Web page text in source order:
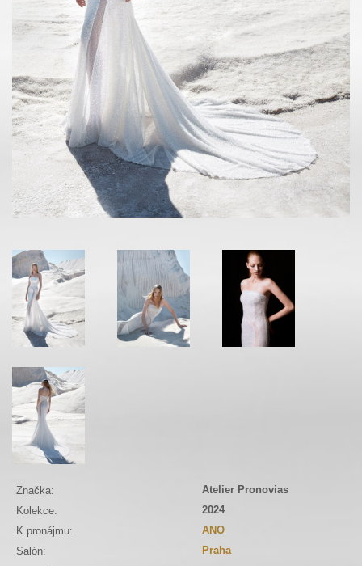
Značka:
Atelier Pronovias
Kolekce:
2024
K pronájmu:
ANO
Salón:
Praha